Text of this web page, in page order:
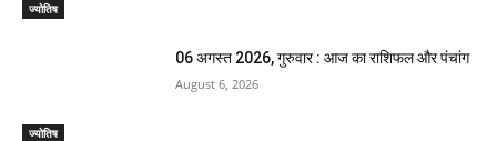
ज्योतिष
ज्योतिष
06 अगस्त 2026, गुरुवार : आज का राशिफल और पंचांग
August 6, 2026